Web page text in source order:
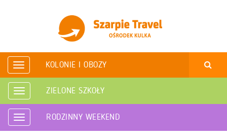
Rozwiń
nawigację
KOLONIE I OBOZY
Rozwiń
nawigację
ZIELONE SZKOŁY
Rozwiń
nawigację
RODZINNY WEEKEND